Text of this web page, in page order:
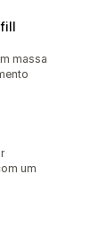
massa
um